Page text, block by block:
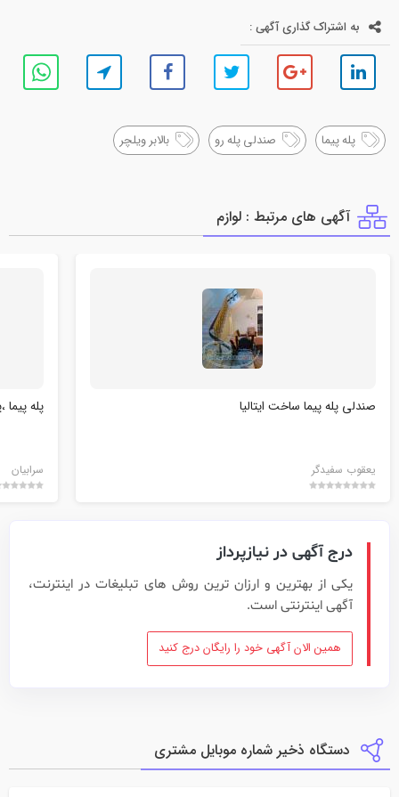
به اشتراک گذاری آگهی :
پله پیما صندلی پله رو بالابر ویلچر
آگهی های مرتبط : لوازم
صندلی پله پیما ساخت ایتالیا
یعقوب سفیدگر
پله پیما
سرابیان
درج آگهی در نیازپرداز
یکی از بهترین و ارزان ترین روش های تبلیغات در اینترنت،
آگهی اینترنتی است.
همین الان آگهی خود را رایگان درج کنید
دستگاه ذخیر شماره موبایل مشتری